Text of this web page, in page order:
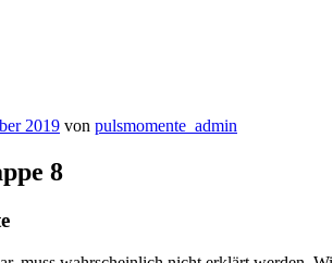
2019 von pulsmomente_admin
8